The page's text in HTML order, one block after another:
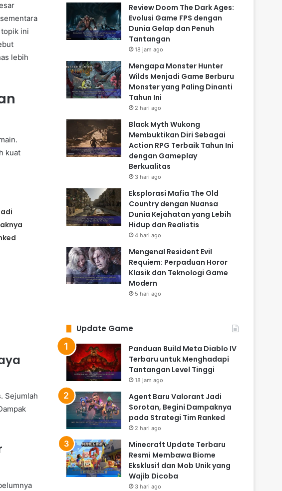
ini
lebih
kuat
Sejumlah
Review Doom The Dark Ages:
Evolusi Game FPS dengan
Dunia Gelap dan Penuh
Tantangan
18 jam ago
Mengapa Monster Hunter
Wilds Menjadi Game Berburu
Monster yang Paling Dinanti
Tahun Ini
2 hari ago
Black Myth Wukong
Membuktikan Diri Sebagai
Action RPG Terbaik Tahun Ini
dengan Gameplay
Berkualitas
3 hari ago
Eksplorasi Mafia The Old
Country dengan Nuansa
Dunia Kejahatan yang Lebih
Hidup dan Realistis
4 hari ago
Mengenal Resident Evil
Requiem: Perpaduan Horor
Klasik dan Teknologi Game
Modern
5 hari ago
Update Game
Panduan Build Meta Diablo IV
Terbaru untuk Menghadapi
Tantangan Level Tinggi
18 jam ago
Agent Baru Valorant Jadi
Sorotan, Begini Dampaknya
pada Strategi Tim Ranked
2 hari ago
Minecraft Update Terbaru
Resmi Membawa Biome
Eksklusif dan Mob Unik yang
Wajib Dicoba
3 hari ago